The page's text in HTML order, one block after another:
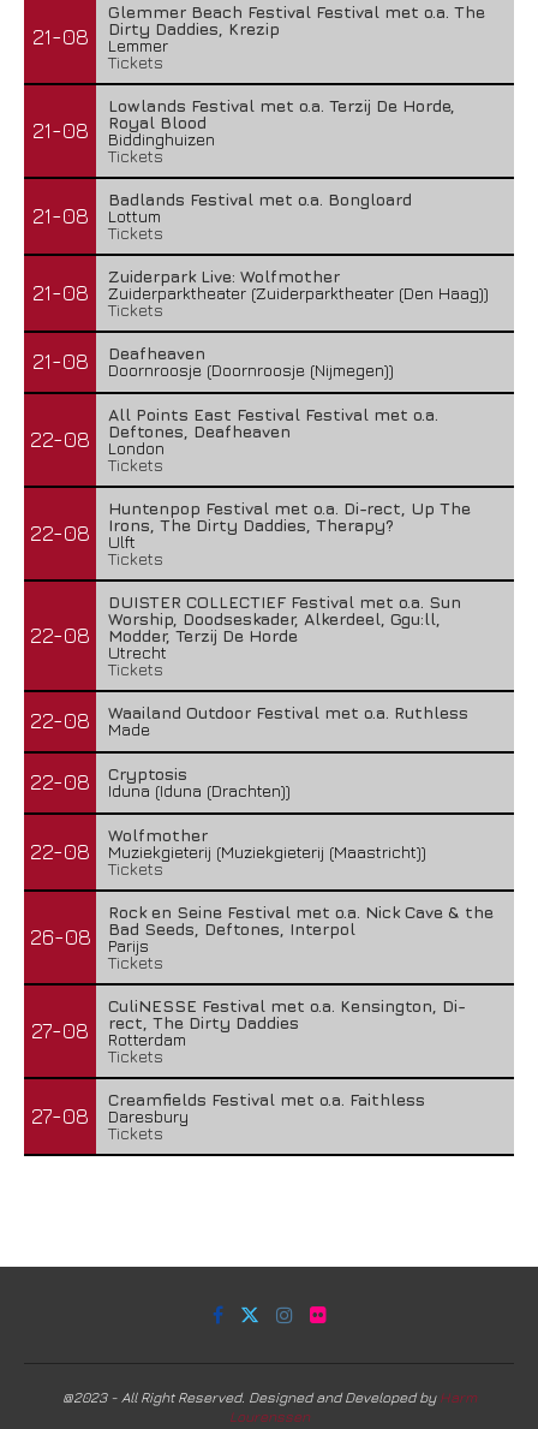
21-08
Glemmer Beach Festival Festival met o.a. The
Dirty Daddies, Krezip
Lemmer
Tickets
21-08
Lowlands Festival met o.a. Terzij De Horde,
Royal Blood
Biddinghuizen
Tickets
21-08
Badlands Festival met o.a. Bongloard
Lottum
Tickets
21-08
Zuiderpark Live: Wolfmother
Zuiderparktheater (Zuiderparktheater (Den Haag))
Tickets
21-08
Deafheaven
Doornroosje (Doornroosje (Nijmegen))
22-08
All Points East Festival Festival met o.a.
Deftones, Deafheaven
London
Tickets
22-08
Huntenpop Festival met o.a. Di-rect, Up The
Irons, The Dirty Daddies, Therapy?
Ulft
Tickets
22-08
DUISTER COLLECTIEF Festival met o.a. Sun
Worship, Doodseskader, Alkerdeel, Ggu:ll,
Modder, Terzij De Horde
Utrecht
Tickets
22-08
Waailand Outdoor Festival met o.a. Ruthless
Made
22-08
Cryptosis
Iduna (Iduna (Drachten))
22-08
Wolfmother
Muziekgieterij (Muziekgieterij (Maastricht))
Tickets
26-08
Rock en Seine Festival met o.a. Nick Cave & the
Bad Seeds, Deftones, Interpol
Parijs
Tickets
27-08
CuliNESSE Festival met o.a. Kensington, Di-
rect, The Dirty Daddies
Rotterdam
Tickets
27-08
Creamfields Festival met o.a. Faithless
Daresbury
Tickets
@2023 - All Right Reserved. Designed and Developed by Harm
Lourenssen